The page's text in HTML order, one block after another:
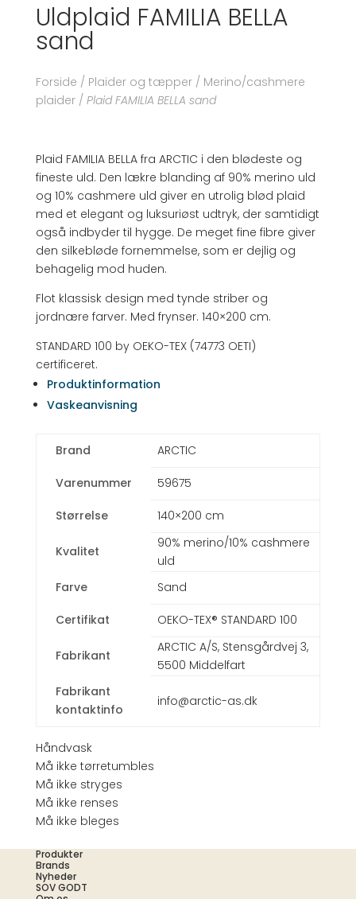
Uldplaid FAMILIA BELLA
sand
Forside / Plaider og tæpper/ Merino/cashmere
plaider/ Plaid FAMILIA BELLA sand
Plaid FAMILIA BELLA fra ARCTIC i den blødeste og
fineste uld. Den lækre blanding af 90% merino uld
og 10% cashmere uld giver en utrolig blød plaid
med et elegant og luksuriøst udtryk, der samtidigt
også indbyder til hygge. De meget fine fibre giver
den silkebløde fornemmelse, som er dejlig og
behagelig mod huden.
Flot klassisk design med tynde striber og
jordnære farver. Med frynser. 140×200 cm.
STANDARD 100 by OEKO-TEX (74773 OETI)
certificeret.
Produktinformation
Vaskeanvisning
Brand ARCTIC
Varenummer 59675
Størrelse 140×200 cm
Kvalitet
90% merino/10% cashmere
uld
Farve
Sand
Certifikat OEKO-TEX® STANDARD 100
Fabrikant
ARCTIC A/S, Stensgårdvej 3,
5500 Middelfart
Fabrikant
kontaktinfo
info@arctic-as.dk
Håndvask
Må ikke tørretumbles
Må ikke stryges
Må ikke renses
Må ikke bleges
Produkter
Brands
Nyheder
SOV GODT